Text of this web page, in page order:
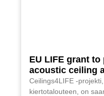
EU LIFE grant
acoustic ceiling
Ceilings4LIFE -
kiertotalouteen, on